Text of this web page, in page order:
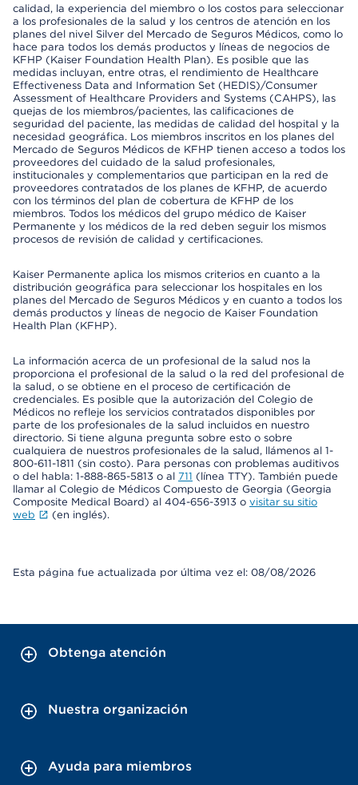
calidad, la experiencia del miembro o los costos para seleccionar
a los profesionales de la salud y los centros de atención en los
planes del nivel Silver del Mercado de Seguros Médicos, como lo
hace para todos los demás productos y líneas de negocios de
KFHP (Kaiser Foundation Health Plan). Es posible que las
medidas incluyan, entre otras, el rendimiento de Healthcare
Effectiveness Data and Information Set (HEDIS)/Consumer
Assessment of Healthcare Providers and Systems (CAHPS), las
quejas de los miembros/pacientes, las calificaciones de
seguridad del paciente, las medidas de calidad del hospital y la
necesidad geográfica. Los miembros inscritos en los planes del
Mercado de Seguros Médicos de KFHP tienen acceso a todos los
proveedores del cuidado de la salud profesionales,
institucionales y complementarios que participan en la red de
proveedores contratados de los planes de KFHP, de acuerdo
con los términos del plan de cobertura de KFHP de los
miembros. Todos los médicos del grupo médico de Kaiser
Permanente y los médicos de la red deben seguir los mismos
procesos de revisión de calidad y certificaciones.
Kaiser Permanente aplica los mismos criterios en cuanto a la
distribución geográfica para seleccionar los hospitales en los
planes del Mercado de Seguros Médicos y en cuanto a todos los
demás productos y líneas de negocio de Kaiser Foundation
Health Plan (KFHP).
La información acerca de un profesional de la salud nos la
proporciona el profesional de la salud o la red del profesional de
la salud, o se obtiene en el proceso de certificación de
credenciales. Es posible que la autorización del Colegio de
Médicos no refleje los servicios contratados disponibles por
parte de los profesionales de la salud incluidos en nuestro
directorio. Si tiene alguna pregunta sobre esto o sobre
cualquiera de nuestros profesionales de la salud, llámenos al 1-
800-611-1811 (sin costo). Para personas con problemas auditivos
o del habla: 1-888-865-5813 o al 711 (línea TTY). También puede
llamar al Colegio de Médicos Compuesto de Georgia (Georgia
Composite Medical Board) al 404-656-3913 o visitar su sitio
web
(en inglés).
Esta página fue actualizada por última vez el: 08/08/2026
Obtenga atención
Nuestra organización
Ayuda para miembros